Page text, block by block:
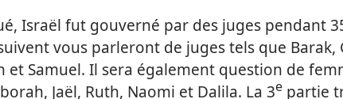
Israël fut gouverné par des juges pendant
vous parleront de juges tels que Barak,
et Samuel. Il sera également question de
Jaël, Ruth, Naomi et Dalila. La 3e partie